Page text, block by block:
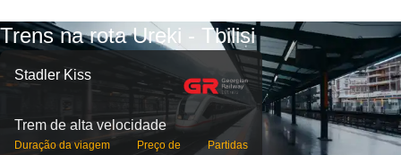
Trens na rota Ureki - Tbilisi
Stadler Kiss
Trem de alta velocidade
Duração da viagem Preço de Partidas